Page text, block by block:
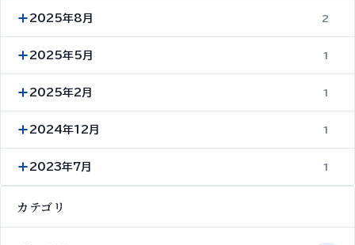
2025年8月 2
2025年5月 1
2025年2月 1
2024年12月 1
2023年7月 1
カテゴリ